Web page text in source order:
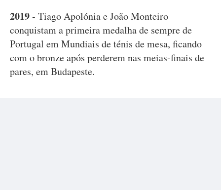
2019 - Tiago Apolónia e João Monteiro
conquistam a primeira medalha de sempre de
Portugal em Mundiais de ténis de mesa, ficando
com o bronze após perderem nas meias-finais de
pares, em Budapeste.